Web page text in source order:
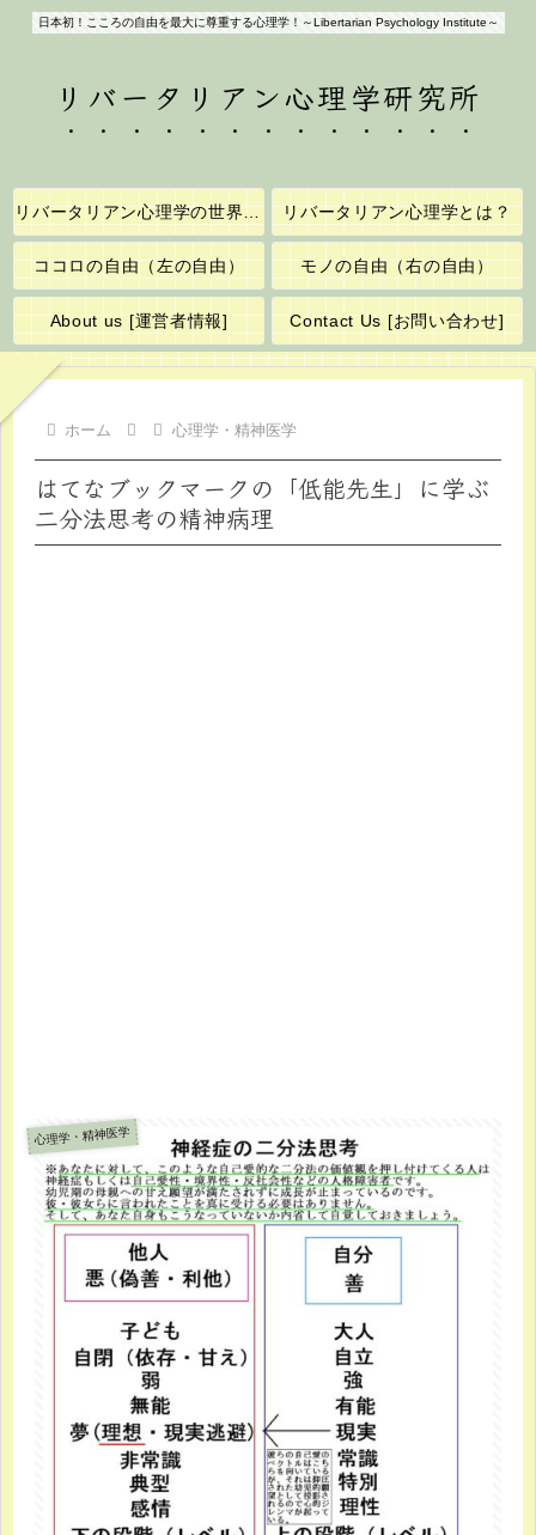
日本初！こころの自由を最大に尊重する心理学！～Libertarian Psychology Institute～
リバータリアン心理学研究所
リバータリアン心理学の世界へようこそ！ リバータリアン心理学とは？
ココロの自由（左の自由） モノの自由（右の自由）
About us [運営者情報] Contact Us [お問い合わせ]
ホーム 心理学・精神医学
はてなブックマークの「低能先生」に学ぶ
二分法思考の精神病理
心理学・精神医学